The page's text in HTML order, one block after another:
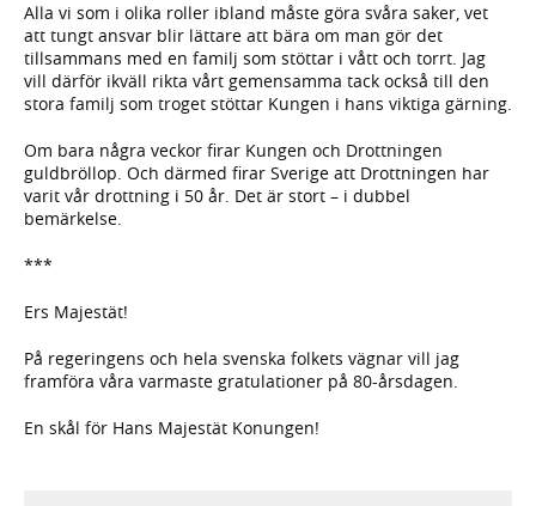
Alla vi som i olika roller ibland måste göra svåra saker, vet
att tungt ansvar blir lättare att bära om man gör det
tillsammans med en familj som stöttar i vått och torrt. Jag
vill därför ikväll rikta vårt gemensamma tack också till den
stora familj som troget stöttar Kungen i hans viktiga gärning.
Om bara några veckor firar Kungen och Drottningen
guldbröllop. Och därmed firar Sverige att Drottningen har
varit vår drottning i 50 år. Det är stort – i dubbel
bemärkelse.
***
Ers Majestät!
På regeringens och hela svenska folkets vägnar vill jag
framföra våra varmaste gratulationer på 80-årsdagen.
En skål för Hans Majestät Konungen!